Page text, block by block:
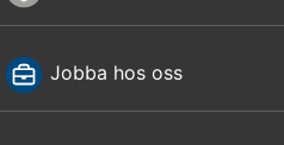
Jobba hos oss